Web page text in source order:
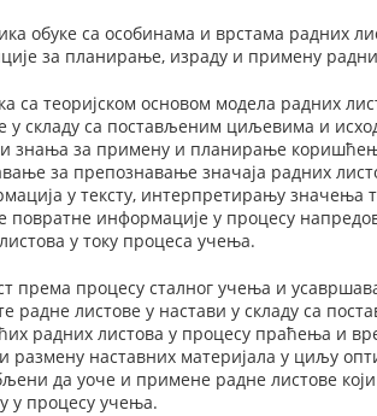
обуке са особинама и врстама радних
за планирање, израду и примену
са теоријском основом модела радних
у складу са постављеним циљевима и
знања за примену и планирање
за препознавање значаја радних
у тексту, интерпретирању значења
повратне информације у процесу
у току процеса учења.
према процесу сталног учења и
радне листове у настави у складу са
радних листова у процесу праћења и
размену наставних материјала у циљу
да уоче и примене радне листове
у процесу учења.